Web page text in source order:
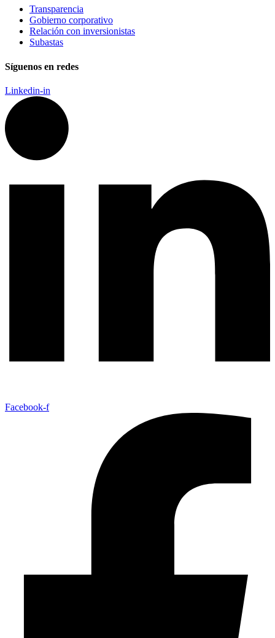
Transparencia
Gobierno corporativo
Relación con inversionistas
Subastas
Síguenos en redes
Linkedin-in
Facebook-f